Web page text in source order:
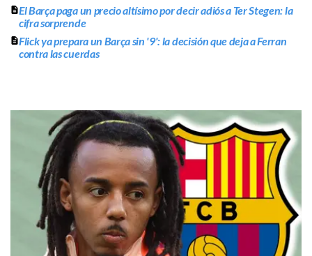
El Barça paga un precio altísimo por decir adiós a Ter Stegen: la
cifra sorprende
Flick ya prepara un Barça sin '9': la decisión que deja a Ferran
contra las cuerdas